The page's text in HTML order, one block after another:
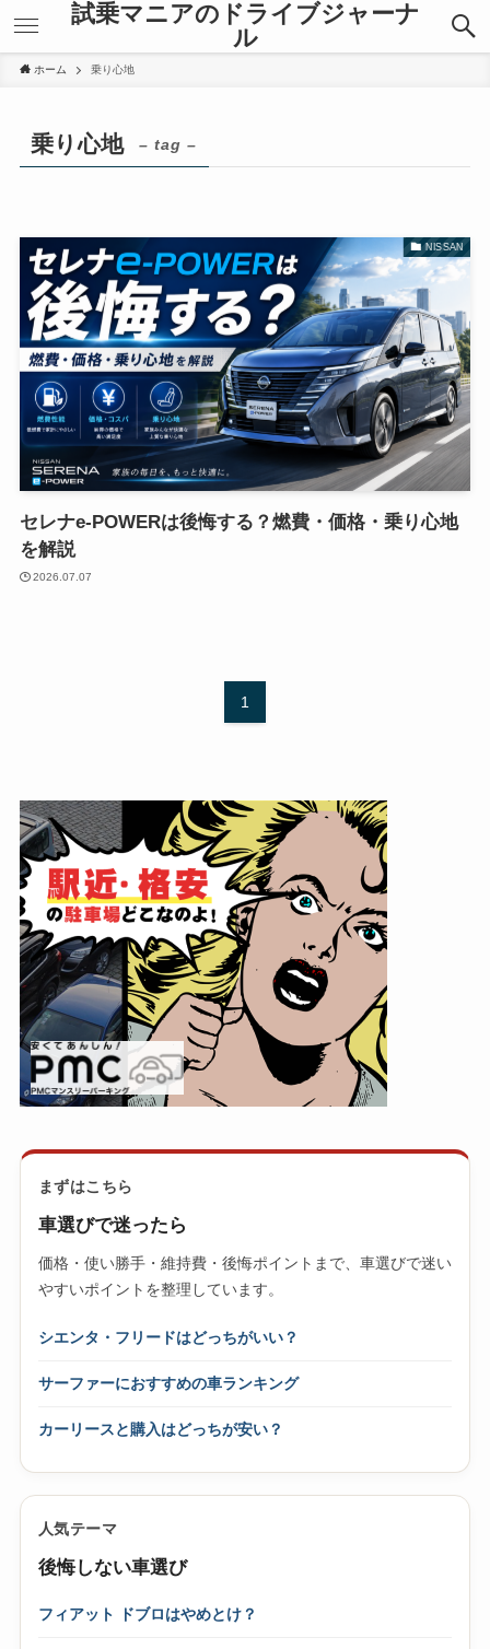
試乗マニアのドライブジャーナ
ル
ホーム 乗り心地
乗り心地 – tag –
NISSAN
セレナe-POWERは後悔する？燃費・価格・乗り心地
を解説
2026.07.07
1
まずはこちら
車選びで迷ったら
価格・使い勝手・維持費・後悔ポイントまで、車選びで迷い
やすいポイントを整理しています。
シエンタ・フリードはどっちがいい？
サーファーにおすすめの車ランキング
カーリースと購入はどっちが安い？
人気テーマ
後悔しない車選び
フィアット ドブロはやめとけ？